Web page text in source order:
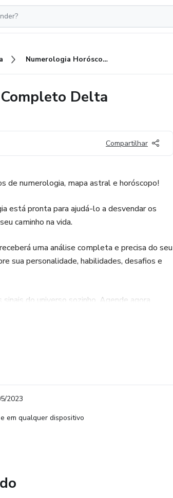
Numerologia Horóscopo Mapa Astral Completo Delta Astrologia
Delta
Compartilhar
de numerologia, mapa astral e horóscopo!
está pronta para ajudá-lo a desvendar os
caminho na vida.
uma análise completa e precisa do seu
sua personalidade, habilidades, desafios e
do universo sozinho. Agende agora
que você merece!
2023
em qualquer dispositivo